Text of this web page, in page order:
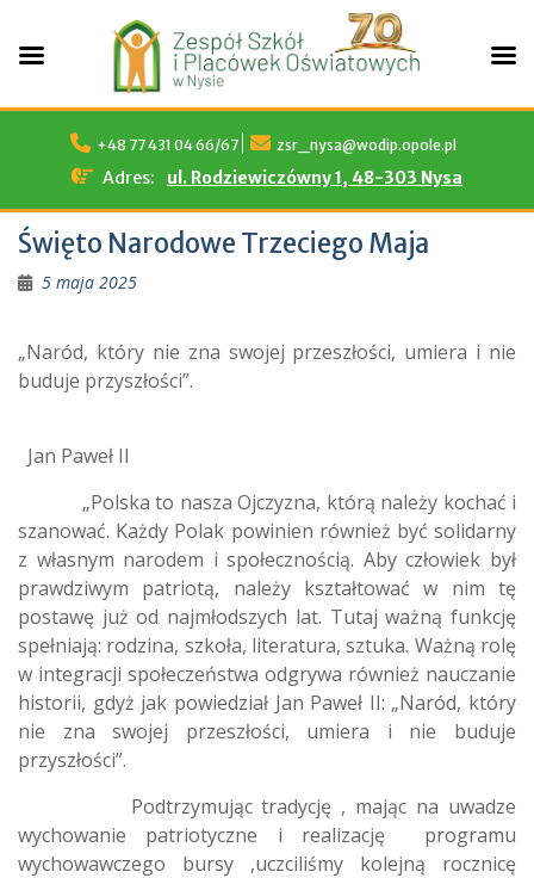
Skip
+48 77 431 04 66/67 zsr_nysa@wodip.opole.pl
Adres: ul. Rodziewiczówny 1, 48-303 Nysa
Święto Narodowe Trzeciego Maja
5 maja 2025
„Naród, który nie zna swojej przeszłości, umiera i nie
buduje przyszłości”.
Jan Paweł II
„Polska to nasza Ojczyzna, którą należy kochać i
szanować. Każdy Polak powinien również być solidarny
z własnym narodem i społecznością. Aby człowiek był
prawdziwym patriotą, należy kształtować w nim tę
postawę już od najmłodszych lat. Tutaj ważną funkcję
spełniają: rodzina, szkoła, literatura, sztuka. Ważną rolę
w integracji społeczeństwa odgrywa również nauczanie
historii, gdyż jak powiedział Jan Paweł II: „Naród, który
nie zna swojej przeszłości, umiera i nie buduje
przyszłości”.
Podtrzymując tradycję , mając na uwadze
wychowanie patriotyczne i realizację programu
wychowawczego bursy ,uczciliśmy kolejną rocznicę